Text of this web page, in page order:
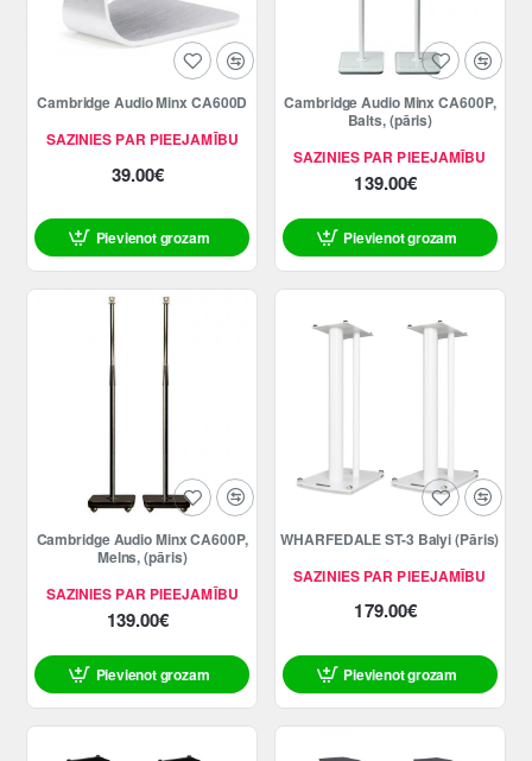
SAZINIES PAR PIEEJAMĪBU
Cambridge Audio Minx CA600D
39.00€
Pievienot grozam
SAZINIES PAR PIEEJAMĪBU
Cambridge Audio Minx CA600P,
Balts, (pāris)
139.00€
Pievienot grozam
SAZINIES PAR PIEEJAMĪBU
Cambridge Audio Minx CA600P,
Melns, (pāris)
139.00€
Pievienot grozam
SAZINIES PAR PIEEJAMĪBU
WHARFEDALE ST-3 Balyi (Pāris)
179.00€
Pievienot grozam